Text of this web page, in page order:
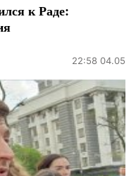
к Раде:
22:58 04.05